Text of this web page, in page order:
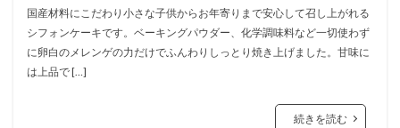
国産材料にこだわり小さな子供からお年寄りまで安心して召し上がれる
シフォンケーキです。ベーキングパウダー、化学調味料など一切使わず
に卵白のメレンゲの力だけでふんわりしっとり焼き上げました。甘味に
は上品で […]
続きを読む